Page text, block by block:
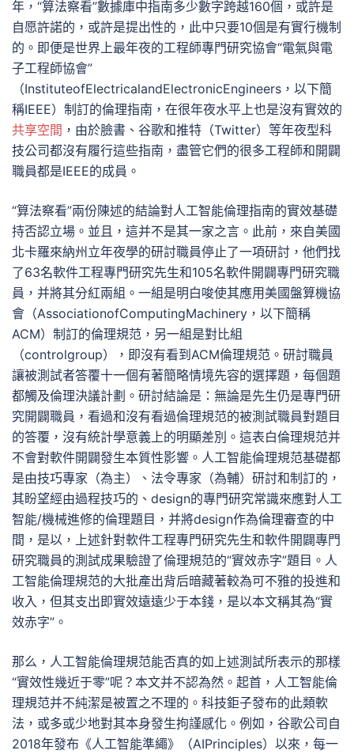
年，“算法察看”數據庫中指南多少數字跨越160個，或許是
自愿許諾的，或許是提出性的，此中只要10個是有實行機制
的。即便是世界上最年夜的工程師專門研究協會“電氣與電
子工程師協會”
（InstituteofElectricalandElectronicEngineers，以下簡
稱IEEE）制訂的倫理指南，在很年夜水平上也是沒有實效的
共享空間 ，由於臉書、谷歌和推特（Twitter）等年夜型科
技公司都沒有履行這些指南，盡管它們的很多工程師和開闢
職員都是IEEE的成員。
“算法察看”兩份陳述的結論對人工智能倫理指南的實效基礎
持否認立場。並且，這并不是其一家之言。此前，來自美國
北卡羅來納州立年夜學的研討職員停止了一項研討，他們找
了63名軟件工程專門研究先生和105名軟件開闢專門研究職
員，并將其分紅兩組。一組是明白唆使其應用美國盤算機協
會（AssociationofComputingMachinery，以下簡稱
ACM）制訂的倫理規范，另一組是對比組
（controlgroup），即沒有看到ACM倫理規范。研討職員
讓被測試者答覆十一個有著簡略情境先容的選擇題，每個題
都觸及倫理決議計劃。研討結論是：無論是先生仍是專門研
究開闢職員，看過和沒有看過倫理規范的被測試職員對題目
的答覆，沒有統計學意義上的明顯差別。這表白倫理規范并
不會對軟件開闢發生本質性影響。人工智能倫理規范基礎都
是由技巧專家（為主）、法令專家（為輔）研討和制訂的，
其盼望經由過程技巧的、design的專門研究常識來應對人工
智能/機械進修的倫理題目，并將design作為倫理審查的中
間，是以，上述針對軟件工程專門研究先生和軟件開闢專門
研究職員的測試成果驗證了倫理規范的“實效赤字”題目。人
工智能倫理規范的大批產出背后暗藏著較為可不雅的投進和
收入，但其支出即實效遠遠少于本錢，是以本文稱其為“實
效赤字”。
那么，人工智能倫理規范能否真的如上述測試所表示的那樣
“實效性幾近于零”呢？本文并不認為然。起首，人工智能倫
理規范并不純潔是被置之不理的。科技鉅子發布的此類軟
法，或多或少地對其本身發生拘謹感化。例如，谷歌公司自
2018年發布《人工智能準繩》（AIPrinciples）以來，每一